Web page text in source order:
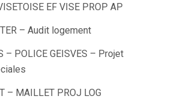
EF VISE PROP AP
– Audit logement
– POLICE GEISVES – Projet
– MAILLET PROJ LOG